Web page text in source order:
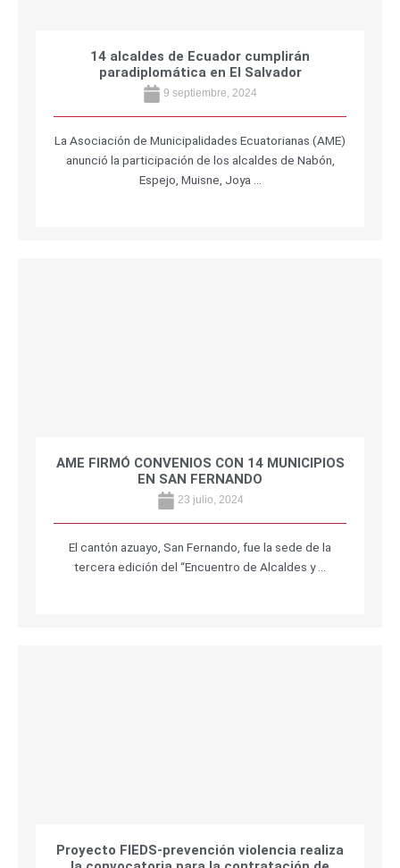
14 alcaldes de Ecuador cumplirán
paradiplomática en El Salvador
9 septiembre, 2024
La Asociación de Municipalidades Ecuatorianas (AME)
anunció la participación de los alcaldes de Nabón,
Espejo, Muisne, Joya …
AME FIRMÓ CONVENIOS CON 14 MUNICIPIOS
EN SAN FERNANDO
23 julio, 2024
El cantón azuayo, San Fernando, fue la sede de la
tercera edición del “Encuentro de Alcaldes y …
Proyecto FIEDS-prevención violencia realiza